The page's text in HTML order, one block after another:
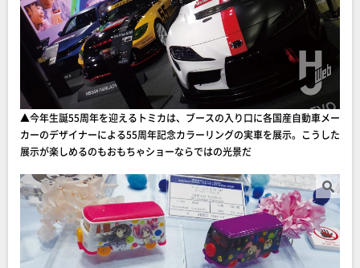
▲今年生誕55周年を迎えるトミカは、ブースの入り口に各国産自動車メー
カーのデザイナーによる55周年記念カラーリングの実車を展示。こうした
展示が楽しめるのもおもちゃショーならではの光景だ